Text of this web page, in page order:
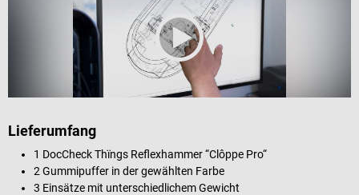
Lieferumfang
1 DocCheck Thïngs Reflexhammer “Clôppe Pro“
2 Gummipuffer in der gewählten Farbe
3 Einsätze mit unterschiedlichem Gewicht